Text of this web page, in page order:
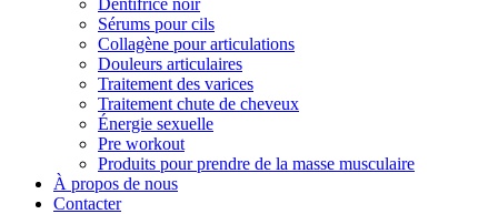
Dentifrice noir
Sérums pour cils
Collagène pour articulations
Douleurs articulaires
Traitement des varices
Traitement chute de cheveux
Énergie sexuelle
Pre workout
Produits pour prendre de la masse musculaire
À propos de nous
Contacter